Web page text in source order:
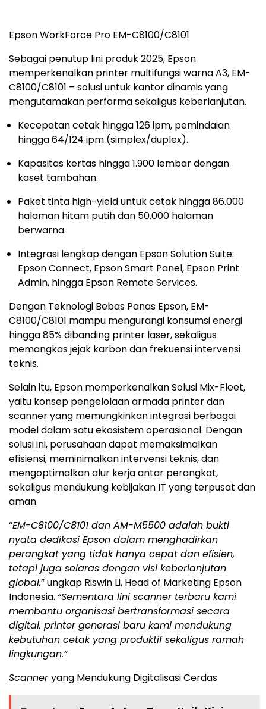
Epson WorkForce Pro EM-C8100/C8101
Sebagai penutup lini produk 2025, Epson
memperkenalkan printer multifungsi warna A3, EM-
C8100/C8101 – solusi untuk kantor dinamis yang
mengutamakan performa sekaligus keberlanjutan.
Kecepatan cetak hingga 126 ipm, pemindaian
hingga 64/124 ipm (simplex/duplex).
Kapasitas kertas hingga 1.900 lembar dengan
kaset tambahan.
Paket tinta high-yield untuk cetak hingga 86.000
halaman hitam putih dan 50.000 halaman
berwarna.
Integrasi lengkap dengan Epson Solution Suite:
Epson Connect, Epson Smart Panel, Epson Print
Admin, hingga Epson Remote Services.
Dengan Teknologi Bebas Panas Epson, EM-
C8100/C8101 mampu mengurangi konsumsi energi
hingga 85% dibanding printer laser, sekaligus
memangkas jejak karbon dan frekuensi intervensi
teknis.
Selain itu, Epson memperkenalkan Solusi Mix-Fleet,
yaitu konsep pengelolaan armada printer dan
scanner yang memungkinkan integrasi berbagai
model dalam satu ekosistem operasional. Dengan
solusi ini, perusahaan dapat memaksimalkan
efisiensi, meminimalkan intervensi teknis, dan
mengoptimalkan alur kerja antar perangkat,
sekaligus mendukung kebijakan IT yang terpusat dan
aman.
“EM-C8100/C8101 dan AM-M5500 adalah bukti
nyata dedikasi Epson dalam menghadirkan
perangkat yang tidak hanya cepat dan efisien,
tetapi juga selaras dengan visi keberlanjutan
global,” ungkap Riswin Li, Head of Marketing Epson
Indonesia. “Sementara lini scanner terbaru kami
membantu organisasi bertransformasi secara
digital, printer generasi baru kami mendukung
kebutuhan cetak yang produktif sekaligus ramah
lingkungan.”
Scanneryang Mendukung Digitalisasi Cerdas